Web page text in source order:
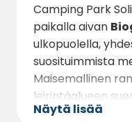
Camping Park
paikalla aivan
ulkopuolella,
suosituimmista
Maisemallinen
leirintäalueen
noin15–20
Näytä lisää